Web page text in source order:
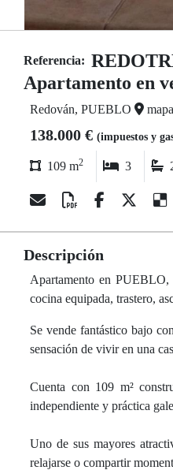
Referencia:
Apartamento en
Redován, PUEBLO mapa
138.000 € (impuestos y
109 m2 3
Descripción
Apartamento en PUEBLO,
cocina equipada, trastero,
Se vende fantástico bajo
sensación de vivir en una
Cuenta con 109 m²
independiente y práctica
Uno de sus mayores
relajarse o compartir